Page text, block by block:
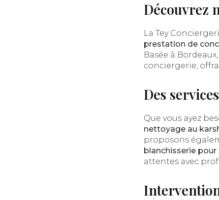
Découvrez
La Tey
prestation de
Basée à
conciergerie,
Des
Que vous ayez
nettoyage au
proposons
blanchisserie
attentes avec